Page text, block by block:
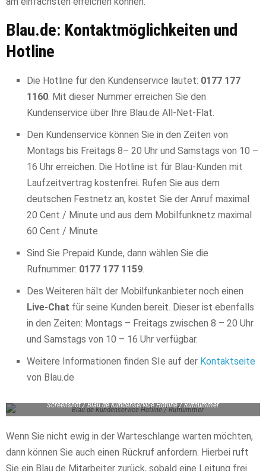
Blau.de: Kontaktmöglichkeiten und
Hotline
Die Hotline für den Kundenservice lautet: 0177 177
1160. Mit dieser Nummer erreichen Sie den
Kundenservice über Ihre Blau.de All-Net-Flat.
Den Kundenservice können Sie in den Zeiten von
Montags bis Freitags 8– 20 Uhr und Samstags von 10 –
16 Uhr erreichen. Die Hotline ist für Blau-Kunden mit
Laufzeitvertrag kostenfrei. Rufen Sie aus dem
deutschen Festnetz an, kostet Sie der Anruf maximal
20 Cent / Minute und aus dem Mobilfunknetz maximal
60 Cent / Minute.
Sind Sie Prepaid Kunde, dann wählen Sie die
Rufnummer: 0177 177 1159.
Des Weiteren hält der Mobilfunkanbieter noch einen
Live-Chat für seine Kunden bereit. Dieser ist ebenfalls
in den Zeiten: Montags – Freitags zwischen 8 – 20 Uhr
und Samstags von 10 – 16 Uhr verfügbar.
Weitere Informationen finden SIe auf der Kontaktseite
von Blau.de
Screenshot / Blau.de Kundenservice Hotline / Rufnummer
Wenn Sie nicht ewig in der Warteschlange warten möchten,
dann können Sie auch einen Rückruf anfordern. Hierbei ruft
Sie ein Blau.de Mitarbeiter zurück, sobald eine Leitung frei